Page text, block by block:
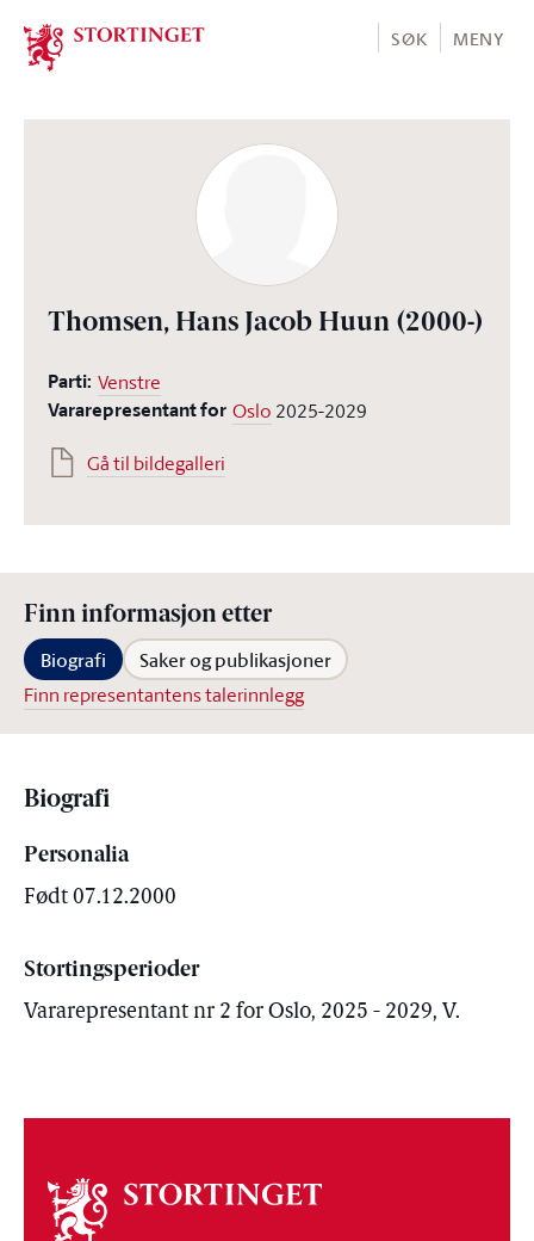
Stortinget.no
SØK MENY
Thomsen, Hans Jacob Huun (2000-)
Parti: Venstre
Vararepresentant for Oslo 2025-2029
Gå til bildegalleri
Finn informasjon etter
Biografi Saker og publikasjoner
Finn representantens talerinnlegg
Biografi
Personalia
Født 07.12.2000
Stortingsperioder
Vararepresentant nr 2 for Oslo, 2025 - 2029, V.
Om
stortinget